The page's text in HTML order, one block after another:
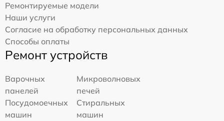
Ремонтируемые модели
Наши услуги
Согласие на обработку персональных данных
Способы оплаты
Ремонт устройств
Варочных
панелей
Микроволновых
печей
Посудомоечных
машин
Стиральных
машин